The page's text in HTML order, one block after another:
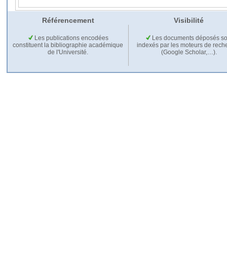
Référencement Visibilité
Les publications encodées
constituent la bibliographie académique
de l'Université.
Les documents déposés
indexés par les moteurs de
(Google Scholar,…).